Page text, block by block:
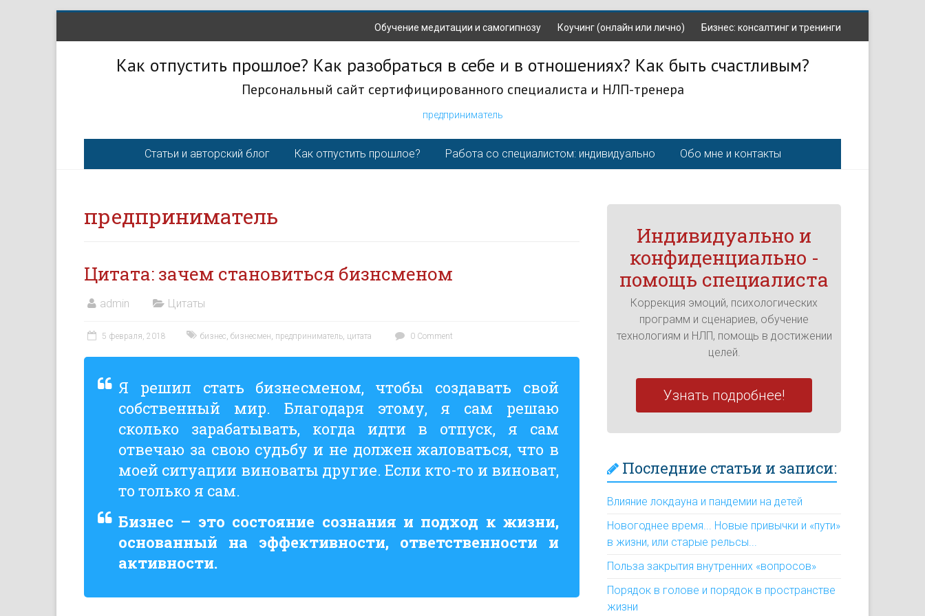
Обучение медитации и самогипнозу Коучинг (онлайн или лично) Бизнес: консалтинг и тренинги
Как отпустить прошлое? Как разобраться в себе и в отношениях? Как быть счастливым?
Персональный сайт сертифицированного специалиста и НЛП-тренера
предприниматель
Статьи и авторский блог Как отпустить прошлое? Работа со специалистом: индивидуально Обо мне и контакты
предприниматель
Цитата: зачем становиться бизнсменом
admin Цитаты
5 февраля, 2018 бизнес, бизнесмен, предприниматель, цитата 0 Comment
Я решил стать бизнесменом, чтобы создавать свой
собственный мир. Благодаря этому, я сам решаю
сколько зарабатывать, когда идти в отпуск, я сам
отвечаю за свою судьбу и не должен жаловаться, что в
моей ситуации виноваты другие. Если кто-то и виноват,
то только я сам.
Бизнес – это состояние сознания и подход к жизни,
основанный на эффективности, ответственности и
активности.
Индивидуально и
конфиденциально -
помощь специалиста
Коррекция эмоций, психологических
программ и сценариев, обучение
технологиям и НЛП, помощь в достижении
целей.
Узнать подробнее!
Последние статьи и записи:
Влияние локдауна и пандемии на детей
Новогоднее время... Новые привычки и «пути»
в жизни, или старые рельсы...
Польза закрытия внутренних «вопросов»
Порядок в голове и порядок в пространстве
жизни